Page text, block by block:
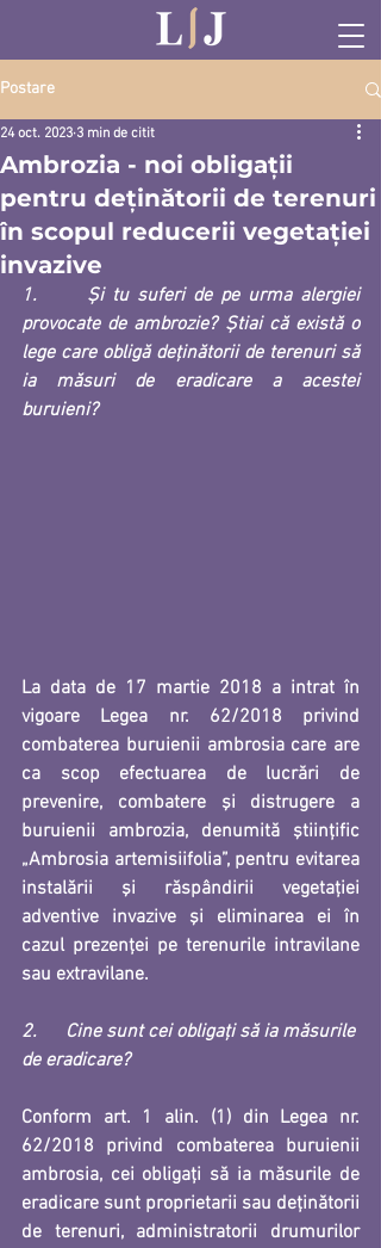
Postare
Ambrozia - noi obligații
pentru deținătorii de terenuri
în scopul reducerii vegetației
invazive
24 oct. 2023 3 min de citit
1.      Și tu suferi de pe urma alergiei
provocate de ambrozie? Știai că există o
lege care obligă deținătorii de terenuri să
ia măsuri de eradicare a acestei
buruieni?
La data de 17 martie 2018 a intrat în
vigoare Legea nr. 62/2018 privind
combaterea buruienii ambrosia care are
ca scop efectuarea de lucrări de
prevenire, combatere şi distrugere a
buruienii ambrozia, denumită ştiinţific
„Ambrosia artemisiifolia”, pentru evitarea
instalării şi răspândirii vegetaţiei
adventive invazive şi eliminarea ei în
cazul prezenţei pe terenurile intravilane
sau extravilane.
2.      Cine sunt cei obligați să ia măsurile
de eradicare?
Conform art. 1 alin. (1) din Legea nr.
62/2018 privind combaterea buruienii
ambrosia, cei obligați să ia măsurile de
eradicare sunt proprietarii sau deţinătorii
de terenuri, administratorii drumurilor